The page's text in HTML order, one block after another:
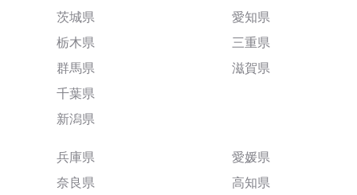
茨城県
栃木県
群馬県
千葉県
新潟県
愛知県
三重県
滋賀県
兵庫県
奈良県
愛媛県
高知県